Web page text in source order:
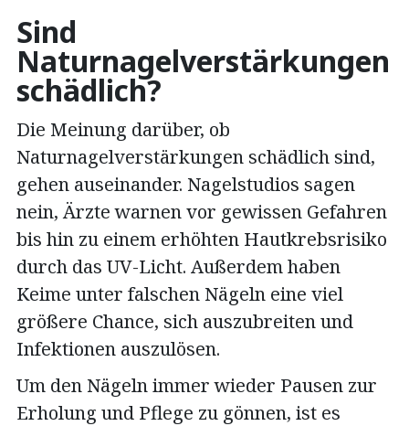
Sind
Naturnagelverstärkungen
schädlich?
Die Meinung darüber, ob
Naturnagelverstärkungen schädlich sind,
gehen auseinander. Nagelstudios sagen
nein, Ärzte warnen vor gewissen Gefahren
bis hin zu einem erhöhten Hautkrebsrisiko
durch das UV-Licht. Außerdem haben
Keime unter falschen Nägeln eine viel
größere Chance, sich auszubreiten und
Infektionen auszulösen.
Um den Nägeln immer wieder Pausen zur
Erholung und Pflege zu gönnen, ist es